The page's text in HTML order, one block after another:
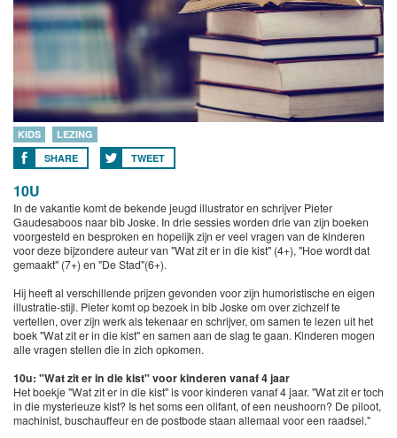
KIDS
LEZING
SHARE
TWEET
10U
In de vakantie komt de bekende jeugd illustrator en schrijver Pieter
Gaudesaboos naar bib Joske. In drie sessies worden drie van zijn boeken
voorgesteld en besproken en hopelijk zijn er veel vragen van de kinderen
voor deze bijzondere auteur van "Wat zit er in die kist" (4+), "Hoe wordt dat
gemaakt" (7+) en "De Stad"(6+).
Hij heeft al verschillende prijzen gevonden voor zijn humoristische en eigen
illustratie-stijl. Pieter komt op bezoek in bib Joske om over zichzelf te
vertellen, over zijn werk als tekenaar en schrijver, om samen te lezen uit het
boek "Wat zit er in die kist" en samen aan de slag te gaan. Kinderen mogen
alle vragen stellen die in zich opkomen.
10u: "Wat zit er in die kist" voor kinderen vanaf 4 jaar
Het boekje "Wat zit er in die kist" is voor kinderen vanaf 4 jaar. "Wat zit er toch
in die mysterieuze kist? Is het soms een olifant, of een neushoorn? De piloot,
machinist, buschauffeur en de postbode staan allemaal voor een raadsel."